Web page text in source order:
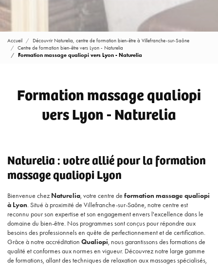
Accueil
Découvrir Naturelia, centre de formation bien-être à Villefranche-sur-Saône
Centre de formation bien-être vers Lyon - Naturelia
Formation massage qualiopi vers Lyon - Naturelia
Formation massage qualiopi
vers Lyon - Naturelia
Naturelia : votre allié pour la formation
massage qualiopi Lyon
Bienvenue chezNaturelia, votre centre de formation massage qualiopi
à Lyon. Situé à proximité de Villefranche-sur-Saône, notre centre est
reconnu pour son expertise et son engagement envers l'excellence dans le
domaine du bien-être. Nos programmes sont conçus pour répondre aux
besoins des professionnels en quête de perfectionnement et de certification.
Grâce à notre accréditation Qualiopi, nous garantissons des formations de
qualité et conformes aux normes en vigueur. Découvrez notre large gamme
de formations, allant des techniques de relaxation aux massages spécialisés,